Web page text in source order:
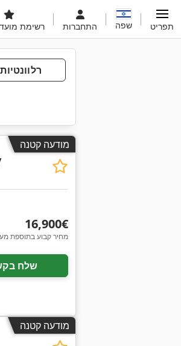
רשימת התחברות שפה תפריט
רלוונטיות
מודעה קטנה
‏16,900 ‏€
מחיר קבוע בתוספת
שלח
מודעה קטנה